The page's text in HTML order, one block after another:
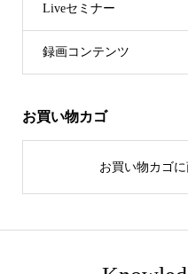
Liveセミナー
録画コンテンツ
お買い物カゴ
お買い物カゴに